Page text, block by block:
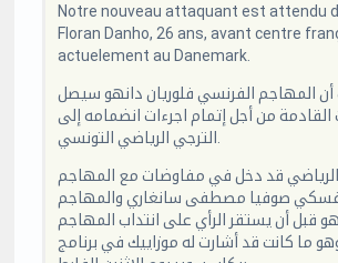
Notre nouveau attaquant est attendu
Floran Danho, 26 ans, avant centre
actuelement au Danemark.
أن المهاجم الفرنسي فلوريان دانهو سيصل
من أجل إتمام اجرءات انضمامه إلى
الرياضي قد دخل في مفاوضات مع المهاجم
صوفيا مصطفى سانغاري والمهاجم
قبل أن يستقر الرأي على انتداب المهاجم
ما كانت قد أشارت له موزاييك في برنامج